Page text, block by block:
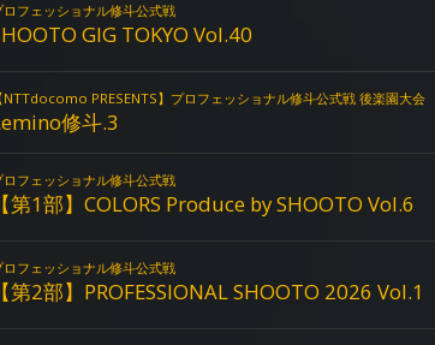
ロフェッショナル修斗公式戦
GIG TOKYO Vol.40
【NTTdocomo PRESENTS】プロフェッショナル修斗公式戦 後楽園大会
修斗.3
ロフェッショナル修斗公式戦
【第1部】COLORS Produce by SHOOTO Vol.6
ロフェッショナル修斗公式戦
【第2部】PROFESSIONAL SHOOTO 2026 Vol.1